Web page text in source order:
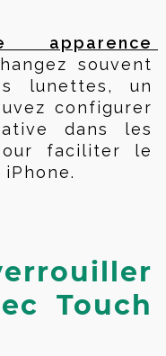
apparence
souvent
lunettes, un
configurer
dans les
faciliter le
Touch